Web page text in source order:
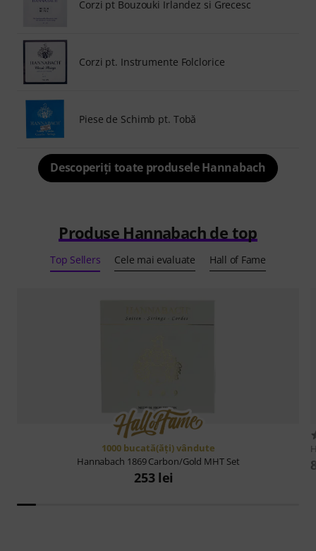
Corzi pt Bouzouki Irlandez si Grecesc
Corzi pt. Instrumente Folclorice
Piese de Schimb pt. Tobă
Descoperiți toate produsele Hannabach
Produse Hannabach de top
Top Sellers Cele mai evaluate Hall of Fame
1000 bucată(ăţi) vândute
Hannabach 1869 Carbon/Gold MHT Set
253 lei